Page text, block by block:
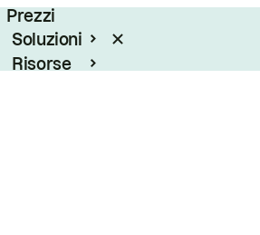
Prezzi
Soluzioni
Risorse